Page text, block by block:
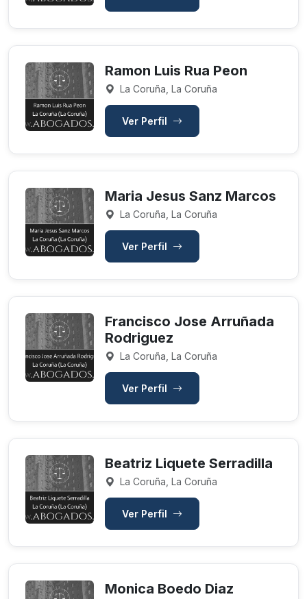
Ramon Luis Rua Peon
La Coruña, La Coruña
Ver Perfil
Maria Jesus Sanz Marcos
La Coruña, La Coruña
Ver Perfil
Francisco Jose Arruñada
Rodriguez
La Coruña, La Coruña
Ver Perfil
Beatriz Liquete Serradilla
La Coruña, La Coruña
Ver Perfil
Monica Boedo Diaz